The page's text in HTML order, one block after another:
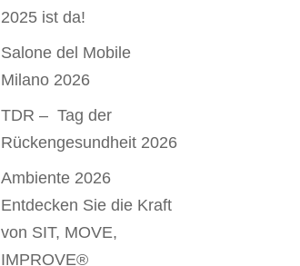
2025 ist da!
Salone del Mobile
Milano 2026
TDR – Tag der
Rückengesundheit 2026
Ambiente 2026
Entdecken Sie die Kraft
von SIT, MOVE,
IMPROVE®